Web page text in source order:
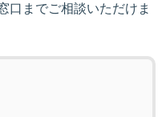
口までご相談いただけま